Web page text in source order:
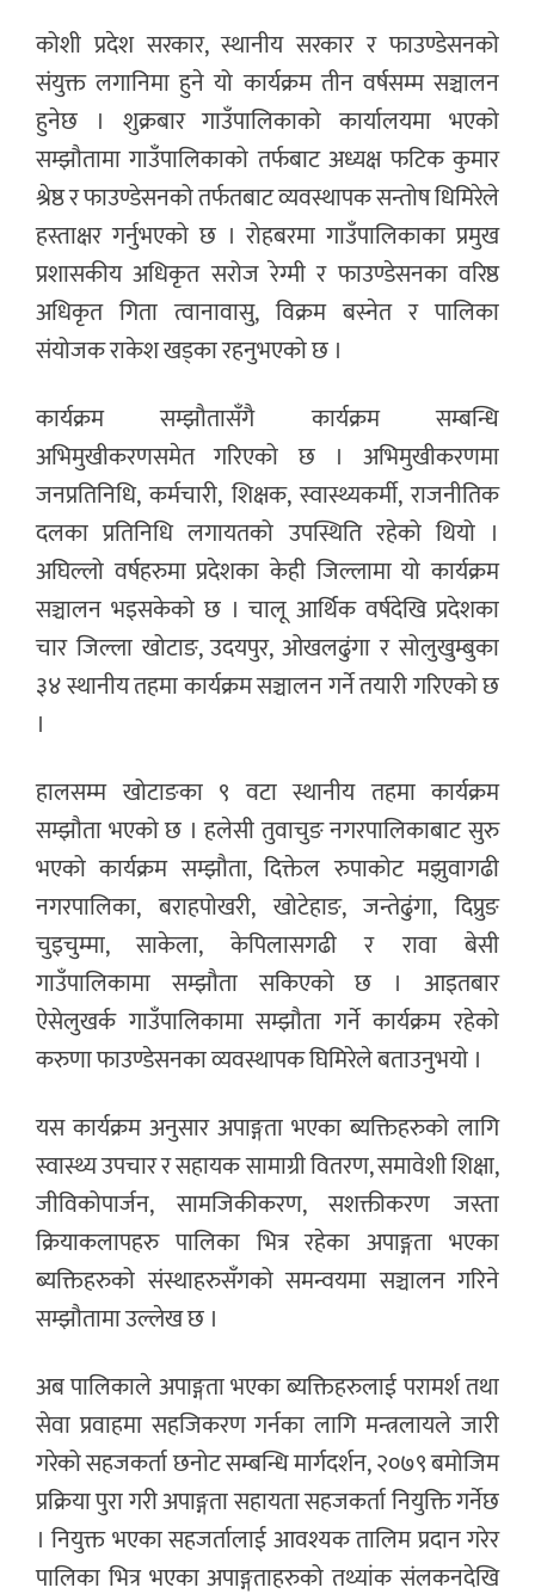
कोशी प्रदेश सरकार, स्थानीय सरकार र फाउण्डेसनको
संयुक्त लगानिमा हुने यो कार्यक्रम तीन वर्षसम्म सञ्चालन
हुनेछ । शुक्रबार गाउँपालिकाको कार्यालयमा भएको
सम्झौतामा गाउँपालिकाको तर्फबाट अध्यक्ष फटिक कुमार
श्रेष्ठ र फाउण्डेसनको तर्फतबाट व्यवस्थापक सन्तोष धिमिरेले
हस्ताक्षर गर्नुभएको छ । रोहबरमा गाउँपालिकाका प्रमुख
प्रशासकीय अधिकृत सरोज रेग्मी र फाउण्डेसनका वरिष्ठ
अधिकृत गिता त्वानावासु, विक्रम बस्नेत र पालिका
संयोजक राकेश खड्का रहनुभएको छ ।
कार्यक्रम सम्झौतासँगै कार्यक्रम सम्बन्धि
अभिमुखीकरणसमेत गरिएको छ । अभिमुखीकरणमा
जनप्रतिनिधि, कर्मचारी, शिक्षक, स्वास्थ्यकर्मी, राजनीतिक
दलका प्रतिनिधि लगायतको उपस्थिति रहेको थियो ।
अघिल्लो वर्षहरुमा प्रदेशका केही जिल्लामा यो कार्यक्रम
सञ्चालन भइसकेको छ । चालू आर्थिक वर्षदेखि प्रदेशका
चार जिल्ला खोटाङ, उदयपुर, ओखलढुंगा र सोलुखुम्बुका
३४ स्थानीय तहमा कार्यक्रम सञ्चालन गर्ने तयारी गरिएको छ
।
हालसम्म खोटाङका ९ वटा स्थानीय तहमा कार्यक्रम
सम्झौता भएको छ । हलेसी तुवाचुङ नगरपालिकाबाट सुरु
भएको कार्यक्रम सम्झौता, दिक्तेल रुपाकोट मझुवागढी
नगरपालिका, बराहपोखरी, खोटेहाङ, जन्तेढुंगा, दिप्रुङ
चुइचुम्मा, साकेला, केपिलासगढी र रावा बेसी
गाउँपालिकामा सम्झौता सकिएको छ । आइतबार
ऐसेलुखर्क गाउँपालिकामा सम्झौता गर्ने कार्यक्रम रहेको
करुणा फाउण्डेसनका व्यवस्थापक घिमिरेले बताउनुभयो ।
यस कार्यक्रम अनुसार अपाङ्गता भएका ब्यक्तिहरुको लागि
स्वास्थ्य उपचार र सहायक सामाग्री वितरण, समावेशी शिक्षा,
जीविकोपार्जन, सामजिकीकरण, सशक्तीकरण जस्ता
क्रियाकलापहरु पालिका भित्र रहेका अपाङ्गता भएका
ब्यक्तिहरुको संस्थाहरुसँगको समन्वयमा सञ्चालन गरिने
सम्झौतामा उल्लेख छ ।
अब पालिकाले अपाङ्गता भएका ब्यक्तिहरुलाई परामर्श तथा
सेवा प्रवाहमा सहजिकरण गर्नका लागि मन्त्रलायले जारी
गरेको सहजकर्ता छनोट सम्बन्धि मार्गदर्शन, २०७९ बमोजिम
प्रक्रिया पुरा गरी अपाङ्गता सहायता सहजकर्ता नियुक्ति गर्नेछ
। नियुक्त भएका सहजर्तालाई आवश्यक तालिम प्रदान गरेर
पालिका भित्र भएका अपाङ्गताहरुको तथ्यांक संलकनदेखि